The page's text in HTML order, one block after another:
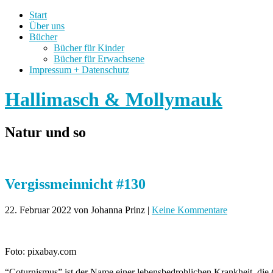
Start
Über uns
Bücher
Bücher für Kinder
Bücher für Erwachsene
Impressum + Datenschutz
Hallimasch & Mollymauk
Natur und so
Vergissmeinnicht #130
22. Februar 2022 von Johanna Prinz | Keine Kommentare
Foto: pixabay.com